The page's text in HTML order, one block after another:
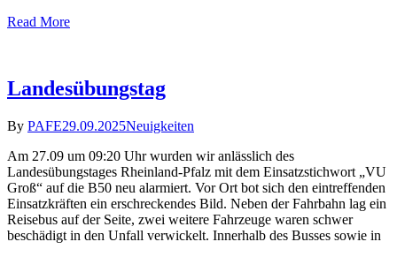
Read More
Landesübungstag
By PAFE29.09.2025Neuigkeiten
Am 27.09 um 09:20 Uhr wurden wir anlässlich des
Landesübungstages Rheinland-Pfalz mit dem Einsatzstichwort „VU
Groß“ auf die B50 neu alarmiert. Vor Ort bot sich den eintreffenden
Einsatzkräften ein erschreckendes Bild. Neben der Fahrbahn lag ein
Reisebus auf der Seite, zwei weitere Fahrzeuge waren schwer
beschädigt in den Unfall verwickelt. Innerhalb des Busses sowie in